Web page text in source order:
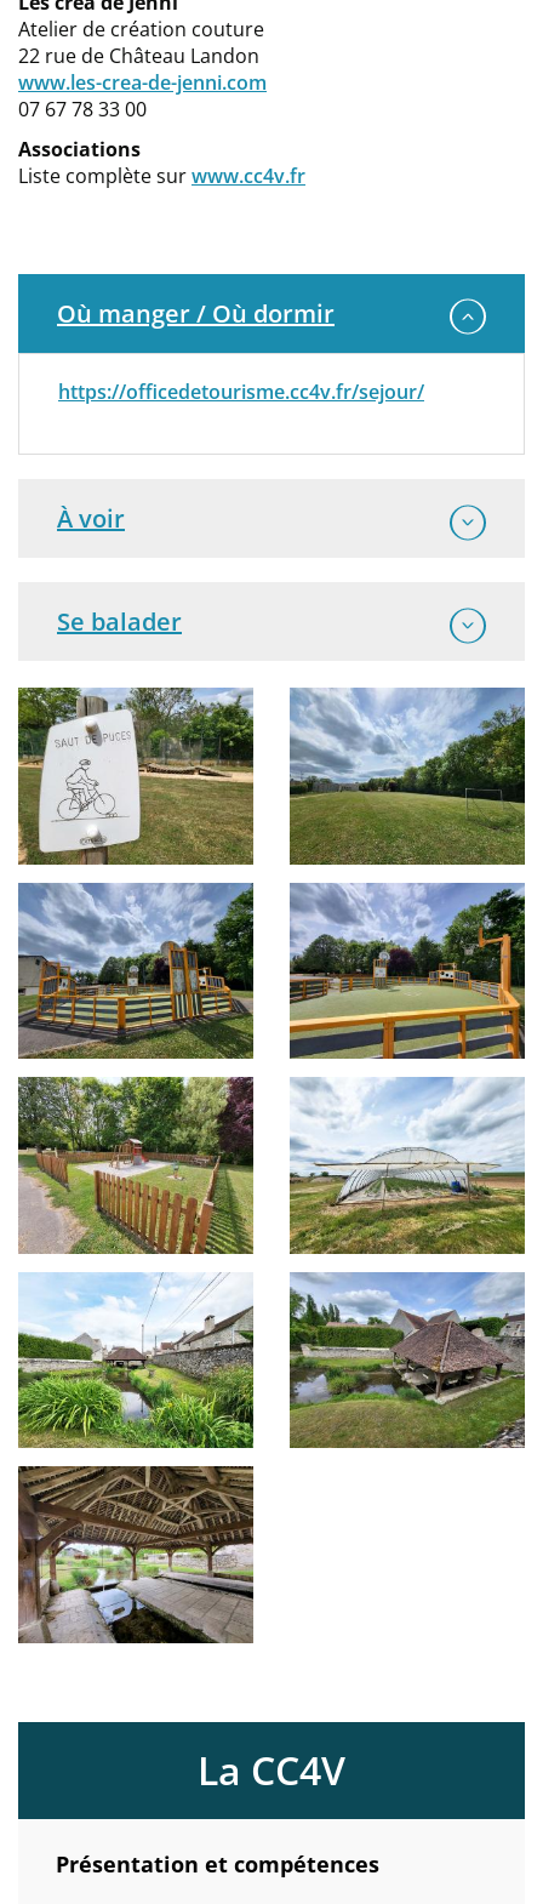
Atelier de création couture
22 rue de Château Landon
www.les-crea-de-jenni.com
07 67 78 33 00
Associations
Liste complète surwww.cc4v.fr
Où manger / Où dormir
https://officedetourisme.cc4v.fr/sejour/
À voir
Se balader
La CC4V
Présentation et compétences